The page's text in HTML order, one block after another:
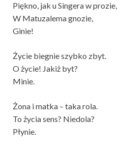
Piękno, jak u Singera w prozie,
W Matuzalema gnozie,
Ginie!
Życie biegnie szybko zbyt.
O życie! Jakiż byt?
Minie.
Żona i matka – taka rola.
To życia sens? Niedola?
Płynie.